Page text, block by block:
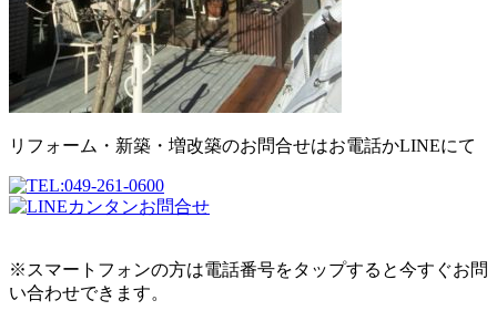
リフォーム・新築・増改築のお問合せはお電話かLINEにて
※スマートフォンの方は電話番号をタップすると今すぐお問
い合わせできます。